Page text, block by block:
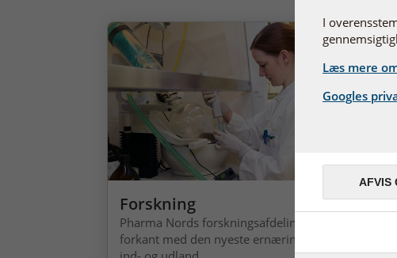
Forskning
Pharma Nords forskningsafdeling er altid på
forkant med den nyeste ernæringsviden fra
I
Læs mere
Googles
AFVIS